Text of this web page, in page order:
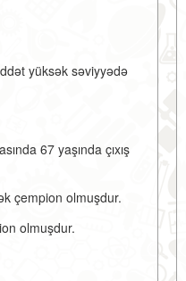
yüksək səviyyədə
67 yaşında çıxış
çempion olmuşdur.
olmuşdur.